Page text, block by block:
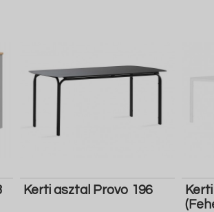
Kerti asztal Provo 196